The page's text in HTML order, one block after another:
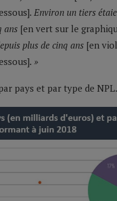
. Environ un tiers
ans [en vert sur le
plus de cinq ans [en
. »
pays et par type de NPL.